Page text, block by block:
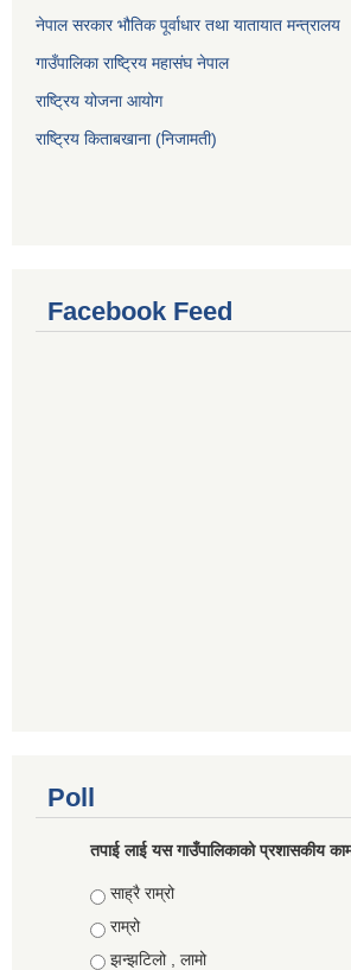
नेपाल सरकार भौतिक पूर्वाधार तथा यातायात मन्त्रालय
गाउँपालिका राष्ट्रिय महासंघ नेपाल
राष्ट्रिय योजना आयोग
राष्ट्रिय किताबखाना (निजामती)
Facebook Feed
Poll
तपाई लाई यस गाउँपालिकाको प्रशासकीय
Choices
साह्रै राम्रो
राम्रो
झन्झटिलो , लामो